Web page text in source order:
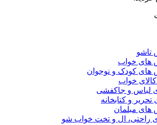
تاشو
های خواب
کودک و نوجوان
خواب
لباس و جاکفشی
تحریر و کتابخانه
مبلمان
راحتی، ال و تخت خواب شو